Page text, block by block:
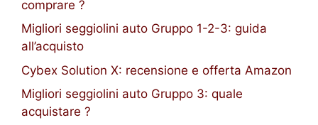
comprare ?
Migliori seggiolini auto Gruppo 1-2-3: guida
all’acquisto
Cybex Solution X: recensione e offerta Amazon
Migliori seggiolini auto Gruppo 3: quale
acquistare ?